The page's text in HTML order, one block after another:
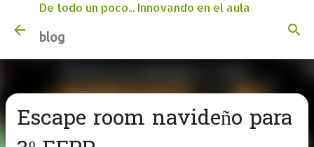
Ir al contenido principal
De todo un poco... Innovando en el aula
blog
Escape room navideño para